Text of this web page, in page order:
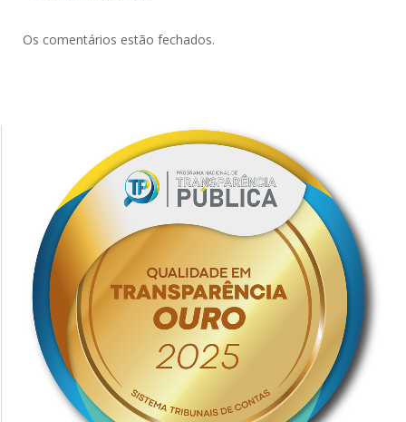
Os comentários estão fechados.